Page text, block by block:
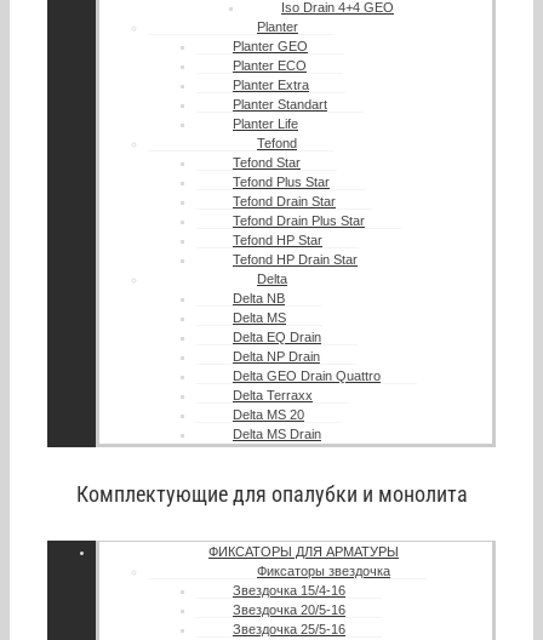
Iso Drain 4+4 GEO
Planter
Planter GEO
Planter ECO
Planter Extra
Planter Standart
Planter Life
Tefond
Tefond Star
Tefond Plus Star
Tefond Drain Star
Tefond Drain Plus Star
Tefond HP Star
Tefond HP Drain Star
Delta
Delta NB
Delta MS
Delta EQ Drain
Delta NP Drain
Delta GEO Drain Quattro
Delta Terraxx
Delta MS 20
Delta MS Drain
Комплектующие для опалубки и монолита
ФИКСАТОРЫ ДЛЯ АРМАТУРЫ
Фиксаторы звездочка
Звездочка 15/4-16
Звездочка 20/5-16
Звездочка 25/5-16